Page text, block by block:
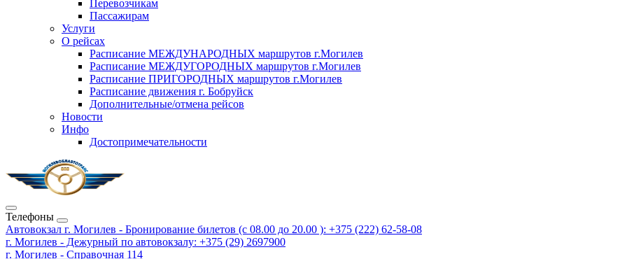
Перевозчикам
Пассажирам
Услуги
О рейсах
Расписание МЕЖДУНАРОДНЫХ маршрутов г.Могилев
Расписание МЕЖДУГОРОДНЫХ маршрутов г.Могилев
Расписание ПРИГОРОДНЫХ маршрутов г.Могилев
Расписание движения г. Бобруйск
Дополнительные/отмена рейсов
Новости
Инфо
Достопримечательности
Телефоны
Автовокзал г. Могилев - Бронирование билетов (с 08.00 до 20.00 ): +375 (222) 62-58-08
г. Могилев - Дежурный по автовокзалу: +375 (29) 2697900
г. Могилев - Справочная 114